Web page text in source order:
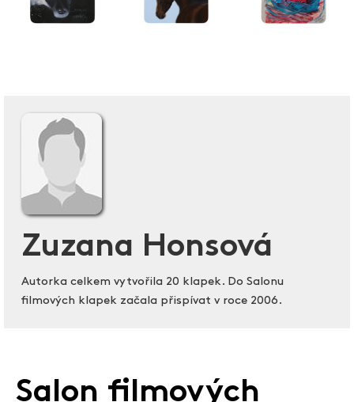
Zuzana Honsová
Autorka celkem vytvořila 20 klapek. Do Salonu
filmových klapek začala přispívat v roce 2006.
Salon filmových